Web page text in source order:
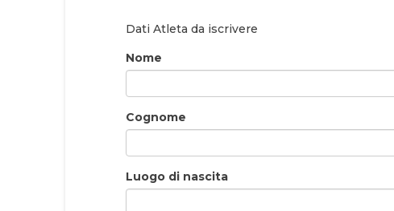
Dati Atleta da iscrivere
Nome
Cognome
Luogo di nascita